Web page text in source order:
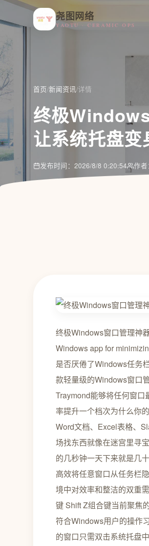
尧图网络
YAOTU · CERAMIC OPS
首页/新闻资讯/详情
终极
让系统托盘
发布时间：2026/8/8 0:20:54 作
终极Windows窗口管理神
Windows app for
是否厌倦了Windows任务
款轻量级的Windows窗口
Traymond能够将任何窗
率提升一个档次为什么你
Word文档、Excel表格、
场找东西就像在迷宫里寻
的几秒钟一天下来就是几
高效将任意窗口从任务栏
境中对效率和整洁的双重
键 Shift Z组合键当前聚焦
符合Windows用户的操作
的窗口只需双击系统托盘